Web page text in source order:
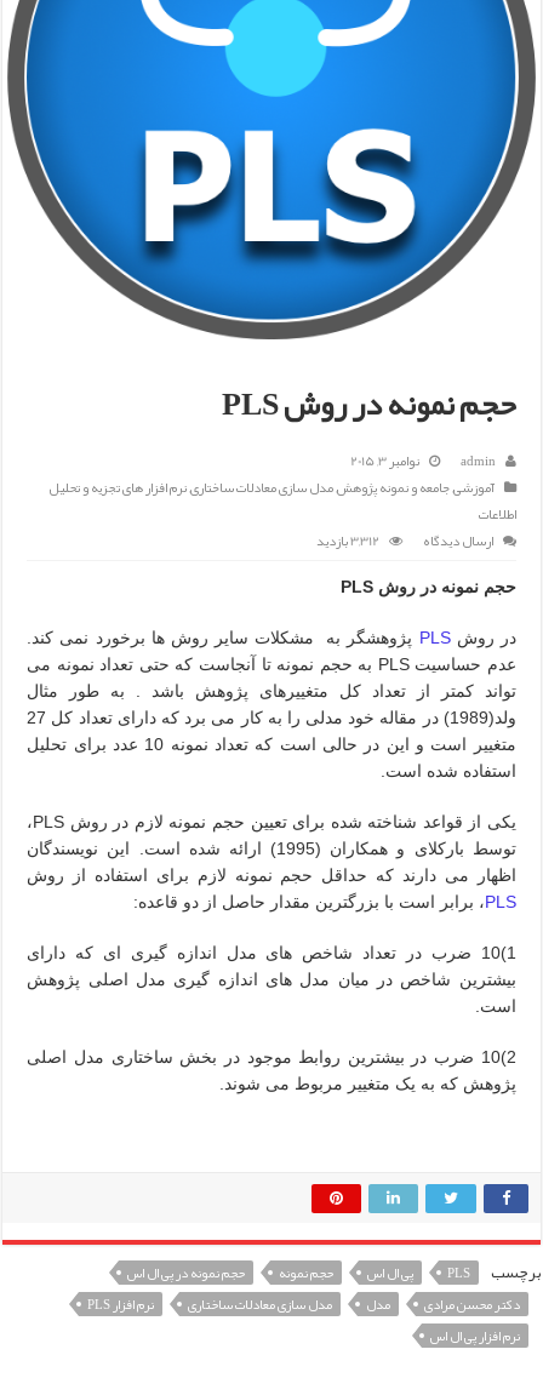
حجم نمونه در روش PLS
admin
نوامبر 3, 2015
آموزشی,جامعه و نمونه پژوهش,مدل سازی معادلات ساختاری,نرم افزار های تجزیه و تحلیل
اطلاعات
ارسال دیدگاه
3,312 بازدید
حجم نمونه در روش PLS
در روشPLS پژوهشگر به مشکلات سایر روش ها برخورد نمی کند.
عدم حساسیت PLS به حجم نمونه تا آنجاست که حتی تعداد نمونه می
تواند کمتر از تعداد کل متغییرهای پژوهش باشد . به طور مثال
ولد(1989) در مقاله خود مدلی را به کار می برد که دارای تعداد کل 27
متغییر است و این در حالی است که تعداد نمونه 10 عدد برای تحلیل
استفاده شده است.
یکی از قواعد شناخته شده برای تعیین حجم نمونه لازم در روش PLS،
توسط بارکلای و همکاران (1995) ارائه شده است. این نویسندگان
اظهار می دارند که حداقل حجم نمونه لازم برای استفاده از روش
PLS، برابر است با بزرگترین مقدار حاصل از دو قاعده:
1)10 ضرب در تعداد شاخص های مدل اندازه گیری ای که دارای
بیشترین شاخص در میان مدل های اندازه گیری مدل اصلی پژوهش
است.
2)10 ضرب در بیشترین روابط موجود در بخش ساختاری مدل اصلی
پژوهش که به یک متغییر مربوط می شوند.
برچسب PLS پی ال اس حجم نمونه
حجم نمونه در پی ال اس
دکتر محسن مرادی
مدل مدل سازی معادلات ساختاری
نرم افزار PLS
نرم افزار پی ال اس